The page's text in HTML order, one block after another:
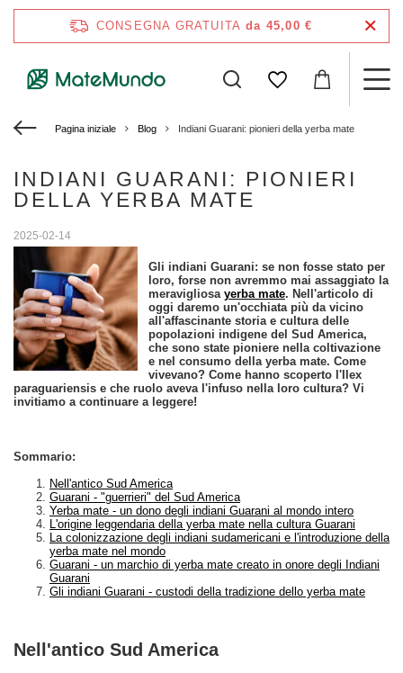
CONSEGNA GRATUITA da 45,00 €
Pagina iniziale Blog Indiani Guarani: pionieri della yerba mate
INDIANI GUARANI: PIONIERI
DELLA YERBA MATE
2025-02-14
Gli indiani Guarani: se non fosse stato per
loro, forse non avremmo mai assaggiato la
meravigliosa yerba mate. Nell'articolo di
oggi daremo un'occhiata più da vicino
all'affascinante storia e cultura delle
popolazioni indigene del Sud America,
che sono state pioniere nella coltivazione
e nel consumo della yerba mate. Come
vivevano? Come hanno scoperto l'Ilex
paraguariensis e che ruolo aveva l'infuso nella loro cultura? Vi
invitiamo a continuare a leggere!
Sommario:
Nell'antico Sud America
Guarani - "guerrieri" del Sud America
Yerba mate - un dono degli indiani Guarani al mondo intero
L'origine leggendaria della yerba mate nella cultura Guarani
La colonizzazione degli indiani sudamericani e l'introduzione della
yerba mate nel mondo
Guarani - un marchio di yerba mate creato in onore degli Indiani
Guarani
Gli indiani Guarani - custodi della tradizione dello yerba mate
Nell'antico Sud America